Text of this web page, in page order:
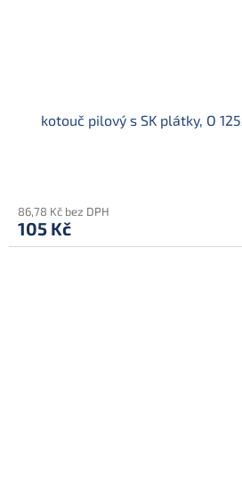
kotouč pilový s SK plátky, O
86,78 Kč bez DPH
105 Kč